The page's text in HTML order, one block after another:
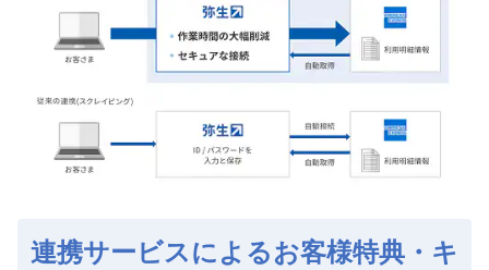
連携サービスによるお客様特典・キ